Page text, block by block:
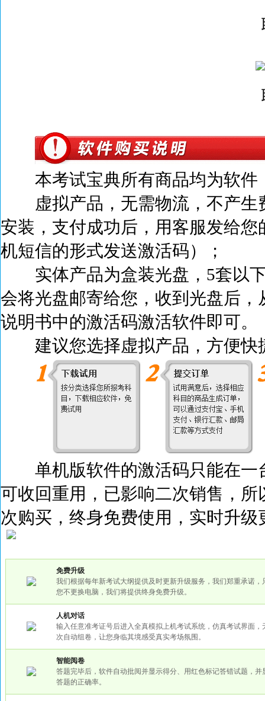
本考试宝典所有商品均为软件
虚拟产品，无需物流，不产
安装，支付成功后， 用客服发给您
机短信的形式发送激活码）；
实体产品为盒装光盘，5套以
会将光盘邮寄给您，收到光盘后
说明书中的激活码激活软件即可。
建议您选择虚拟产品，方便快
单机版软件的激活码只能在一
可收回重用，已影响二次销售，
次购买，终身免费使用，实时升
免费升级
我们根据每年新考试大纲提供及时更新升级服务，我们郑重承诺，
您不更换电脑，我们将提供终身免费升级。
人机对话
输入任意准考证号后进入全真模拟上机考试系统，仿真考试界面，
次自动组卷，让您身临其境感受真实考场氛围。
智能阅卷
答题完毕后，软件自动批阅并显示得分、用红色标记答错试题，并
答题的正确率。